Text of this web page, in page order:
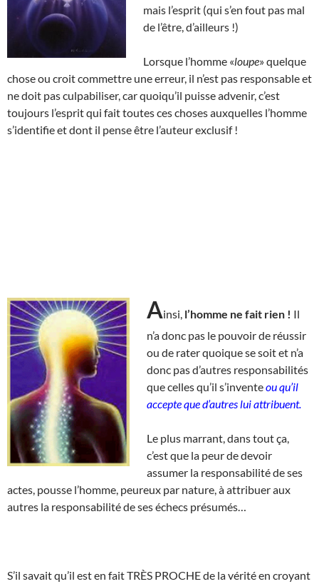
mais l’esprit (qui s’en fout pas mal
de l’être, d’ailleurs !)
Lorsque l’homme «loupe» quelque
chose ou croit commettre une erreur, il n’est pas responsable et
ne doit pas culpabiliser, car quoiqu’il puisse advenir, c’est
toujours l’esprit qui fait toutes ces choses auxquelles l’homme
s’identifie et dont il pense être l’auteur exclusif !
Ainsi, l’homme ne fait rien ! Il
n’a donc pas le pouvoir de réussir
ou de rater quoique se soit et n’a
donc pas d’autres responsabilités
que celles qu’il s’inventeou qu’il
accepte que d’autres lui attribuent.
Le plus marrant, dans tout ça,
c’est que la peur de devoir
assumer la responsabilité de ses
actes, pousse l’homme, peureux par nature, à attribuer aux
autres la responsabilité de ses échecs présumés…
S’il savait qu’il est en fait TRÈS PROCHE de la vérité en croyant